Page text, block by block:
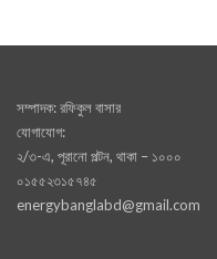
সম্পাদক: রফিকুল বাসার
যোগাযোগ:
২/৩-এ, পূরানো পল্টন, থাকা – ১০০০
০১৫৫২৩১৫৭৪৫
energybanglabd@gmail.com